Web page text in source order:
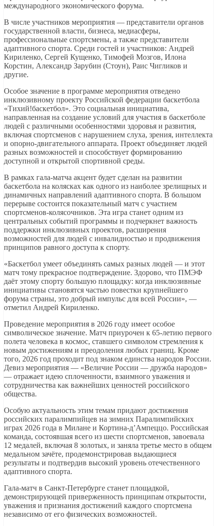
международного экономического форума.
В числе участников мероприятия — представители органов
государственной власти, бизнеса, медиасферы,
профессиональные спортсмены, а также представители
адаптивного спорта. Среди гостей и участников: Андрей
Кириленко, Сергей Кущенко, Тимофей Мозгов, Илона
Корстин, Александр Зарубин (Стоун), Раис Чигликов и
другие.
Особое значение в программе мероприятия отведено
инклюзивному проекту Российской федерации баскетбола
«Тихий!баскетбол». Это социальная инициатива,
направленная на создание условий для участия в баскетболе
людей с различными особенностями здоровья и развития,
включая спортсменов с нарушением слуха, зрения, интеллекта
и опорно-двигательного аппарата. Проект объединяет людей
разных возможностей и способствует формированию
доступной и открытой спортивной среды.
В рамках гала-матча акцент будет сделан на развитии
баскетбола на колясках как одного из наиболее зрелищных и
динамичных направлений адаптивного спорта. В большом
перерыве состоится показательный матч с участием
спортсменов-колясочников. Эта игра станет одним из
центральных событий программы и подчеркнет важность
поддержки инклюзивных проектов, расширения
возможностей для людей с инвалидностью и продвижения
принципов равного доступа к спорту.
«Баскетбол умеет объединять самых разных людей — и этот
матч тому прекрасное подтверждение. Здорово, что ПМЭФ
даёт этому спорту большую площадку: когда инклюзивные
инициативы становятся частью повестки крупнейшего
форума страны, это добрый импульс для всей России», —
отметил Андрей Кириленко.
Проведение мероприятия в 2026 году имеет особое
символическое значение. Матч приурочен к 65-летию первого
полета человека в космос, ставшего символом стремления к
новым достижениям и преодоления любых границ. Кроме
того, 2026 год проходит под знаком единства народов России.
Девиз мероприятия — «Величие России — дружба народов»
— отражает идею сплоченности, взаимного уважения и
сотрудничества как важнейших ценностей российского
общества.
Особую актуальность этим темам придают достижения
российских паралимпийцев на зимних Паралимпийских
играх 2026 года в Милане и Кортина-д’Ампеццо. Российская
команда, состоявшая всего из шести спортсменов, завоевала
12 медалей, включая 8 золотых, и заняла третье место в общем
медальном зачёте, продемонстрировав выдающиеся
результаты и подтвердив высокий уровень отечественного
адаптивного спорта.
Гала-матч в Санкт-Петербурге станет площадкой,
демонстрирующей приверженность принципам открытости,
уважения и признания достижений каждого спортсмена
независимо от его физических возможностей.